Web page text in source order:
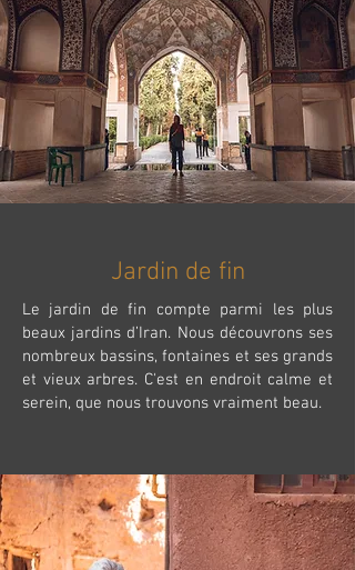
Jardin de fin
Le jardin de fin compte parmi les plus
beaux jardins d’Iran. Nous découvrons ses
nombreux bassins, fontaines et ses grands
et vieux arbres. C'est en endroit calme et
serein, que nous trouvons vraiment beau.